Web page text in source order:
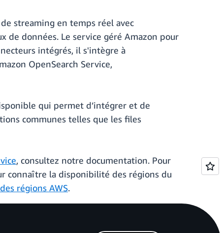
streaming en temps réel avec
de données. Le service géré Amazon pour
intégrés, il s'intègre à
OpenSearch Service,
qui permet d’intégrer et de
communes telles que les files
, consultez notre documentation. Pour
connaître la disponibilité des régions du
régions AWS.